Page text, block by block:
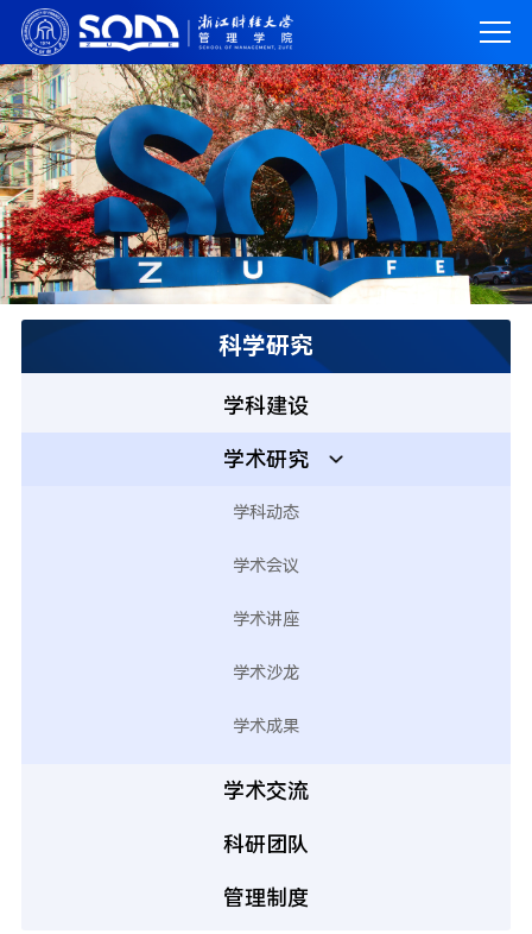
科学研究
学科建设
学术研究
学科动态
学术会议
学术讲座
学术沙龙
学术成果
学术交流
科研团队
管理制度